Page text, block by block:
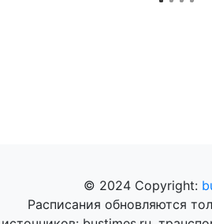
© 2024 Copyright:
Расписания обновляются